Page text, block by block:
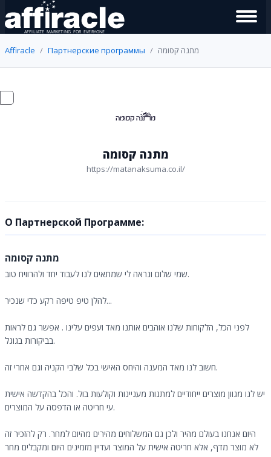
Affiracle Партнерские программы מתנה קסומה
מתנה קסומה
https://matanaksuma.co.il/
О Партнерской Программе:
מתנה קסומה
שמי שלום ונראה לי שמתאים לנו לעבוד יחד ולהרוויח טוב.
להלן טיפ טיפה רקע כדי שנכיר...
לפני הכל, הלקוחות שלנו אוהבים אותנו מאד ועפים עלינו . אפשר גם לראות
בביקורות בגוגל.
חשוב לנו מאד המענה והיחס האישי בכל שלבי הקניה וגם אחרי זה.
יש לנו מגוון מוצרים ייחודיים למתנות מעניינות וקולעות בול. והכל בהקדשה אישית
עי חריטה או הדפסה על המוצרים.
היום אנחנו בעולם מהיר ולכן גם המשלוחים מהירים מהיום למחר. רק להזכיר זה
לא מוצר מדף, אלא חריטה אישית על המוצר ועדיין מזמינים היום ומקבלים מחר